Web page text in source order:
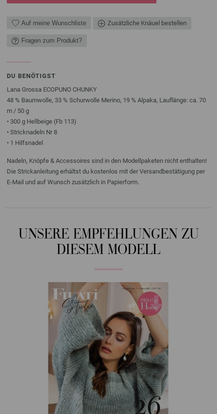
Auf meine Wunschliste Zusätzliche Knäuel bestellen
Fragen zum Produkt?
DU BENÖTIGST
Lana Grossa ECOPUNO CHUNKY
48 % Baumwolle, 33 % Schurwolle Merino, 19 % Alpaka, Lauflänge: ca. 70
m / 50 g
• 300 g Hellbeige (Fb 113)
• Stricknadeln Nr 8
• 1 Hilfsnadel
Nadeln, Knöpfe & Accessoires sind in den Modellpaketen nicht enthalten!
Die Strickanleitung erhältst du kostenlos mit der Versandbestätigung per
E-Mail und auf Wunsch zusätzlich in Papierform.
UNSERE EMPFEHLUNGEN ZU
DIESEM MODELL